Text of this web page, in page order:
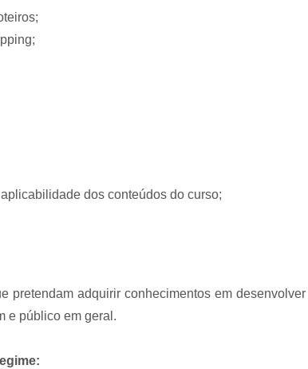
dos conteúdos do curso;
pretendam adquirir conhecimentos em desenvolver
e público em geral.